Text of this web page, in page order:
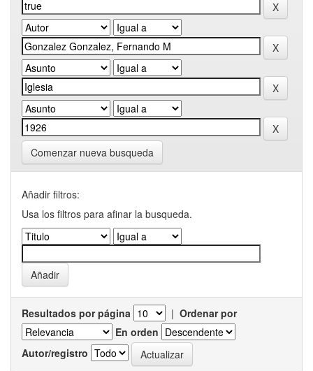
Comenzar nueva busqueda
Añadir filtros:
Usa los filtros para afinar la busqueda.
Resultados por página | Ordenar por
En orden
Autor/registro